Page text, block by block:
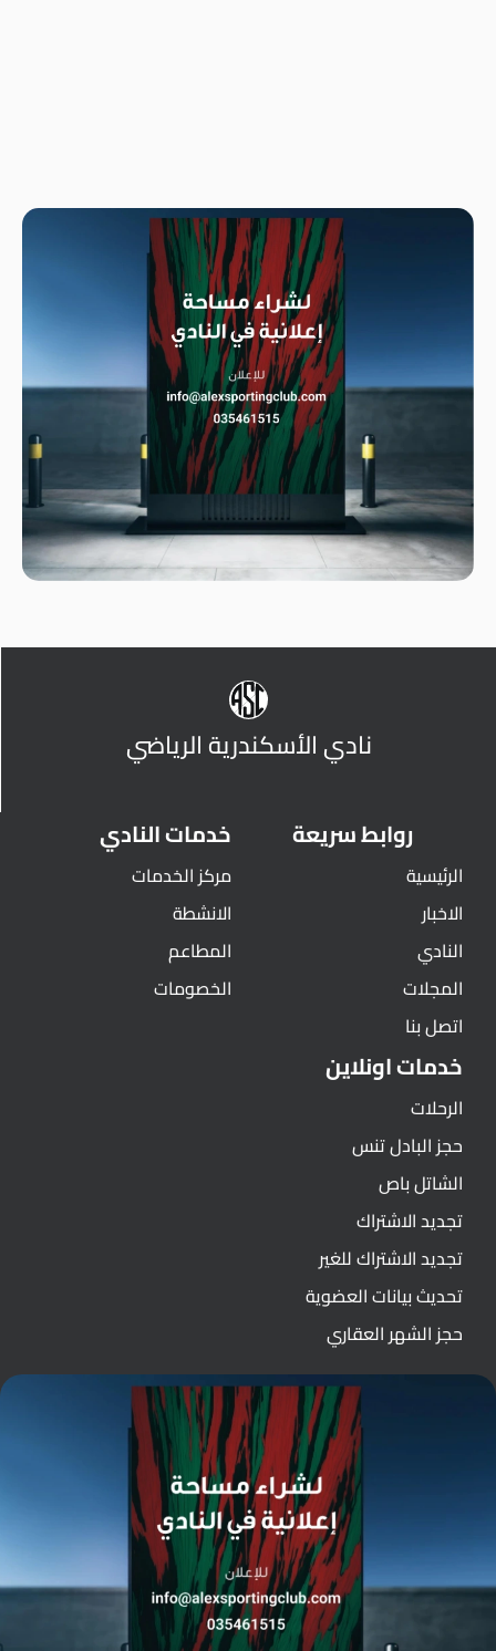
نادي الأسكندرية الرياضي
روابط سريعة
الرئيسية
الاخبار
النادي
المجلات
اتصل بنا
خدمات النادي
مركز الخدمات
الانشطة
المطاعم
الخصومات
خدمات اونلاين
الرحلات
حجز البادل تنس
الشاتل باص
تجديد الاشتراك
تجديد الاشتراك للغير
تحديث بيانات العضوية
حجز الشهر العقاري